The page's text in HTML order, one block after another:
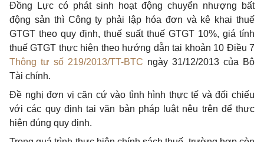
Đồng Lực có phát sinh hoạt động chuyển nhượng bất
động sản thì Công ty phải lập hóa đơn và kê khai thuế
GTGT theo quy định, thuế suất thuế GTGT 10%, giá tính
thuế GTGT thực hiện theo hướng dẫn tại khoản 10 Điều 7
Thông tư số 219/2013/TT-BTC ngày 31/12/2013 của Bộ
Tài chính.
Đề nghị đơn vị căn cứ vào tình hình thực tế và đối chiếu
với các quy định tại văn bản pháp luật nêu trên để thực
hiện đúng quy định.